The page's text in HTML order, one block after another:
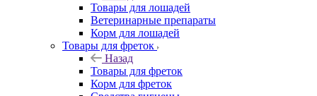
Товары для лошадей
Ветеринарные препараты
Корм для лошадей
Товары для фреток
Назад
Товары для фреток
Корм для фреток